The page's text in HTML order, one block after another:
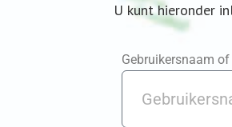
U kunt hieronder
Gebruikersnaam